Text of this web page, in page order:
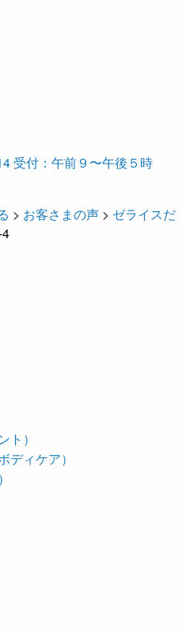
> お客さまの声 > ゼライスだ
ト）
ディケア）